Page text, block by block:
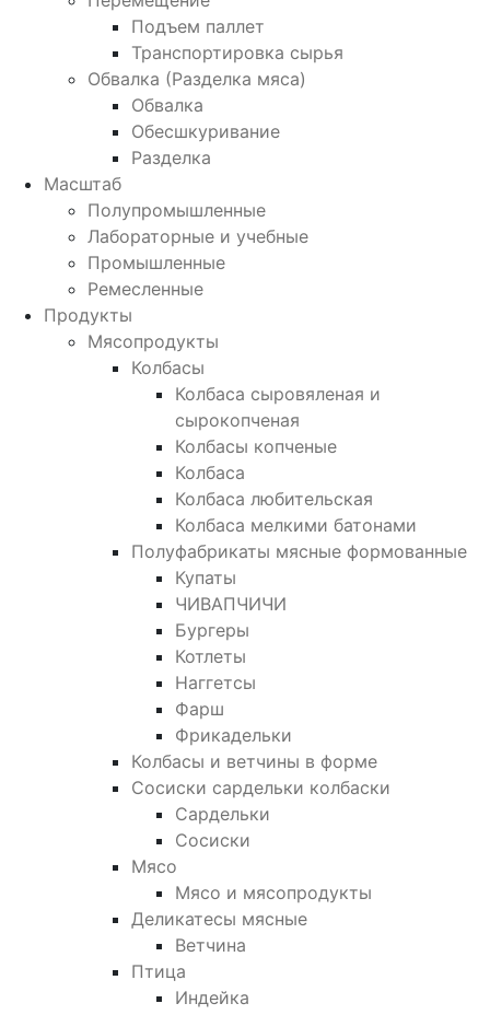
Подъем паллет
Транспортировка сырья
Обвалка (Разделка мяса)
Обвалка
Обесшкуривание
Разделка
Масштаб
Полупромышленные
Лабораторные и учебные
Промышленные
Ремесленные
Продукты
Мясопродукты
Колбасы
Колбаса сыровяленая и
сырокопченая
Колбасы копченые
Колбаса
Колбаса любительская
Колбаса мелкими батонами
Полуфабрикаты мясные формованные
Купаты
ЧИВАПЧИЧИ
Бургеры
Котлеты
Наггетсы
Фарш
Фрикадельки
Колбасы и ветчины в форме
Сосиски сардельки колбаски
Сардельки
Сосиски
Мясо
Мясо и мясопродукты
Деликатесы мясные
Ветчина
Птица
Индейка